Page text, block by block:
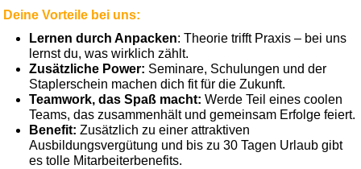
Deine Vorteile bei uns:
Lernen durch Anpacken: Theorie trifft Praxis – bei uns
lernst du, was wirklich zählt.
Zusätzliche Power: Seminare, Schulungen und der
Staplerschein machen dich fit für die Zukunft.
Teamwork, das Spaß macht: Werde Teil eines coolen
Teams, das zusammenhält und gemeinsam Erfolge feiert.
Benefit: Zusätzlich zu einer attraktiven
Ausbildungsvergütung und bis zu 30 Tagen Urlaub gibt
es tolle Mitarbeiterbenefits.